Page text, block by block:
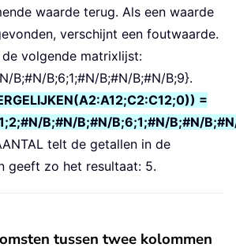
waarde terug. Als een waarde
verschijnt een foutwaarde.
volgende matrixlijst:
B;#N/B;6;1;#N/B;#N/B;#N/B;9}.
=
B;#N/B;#N/B;6;1;#N/B;#N/
telt de getallen in de
geeft zo het resultaat: 5.
tussen twee kolommen